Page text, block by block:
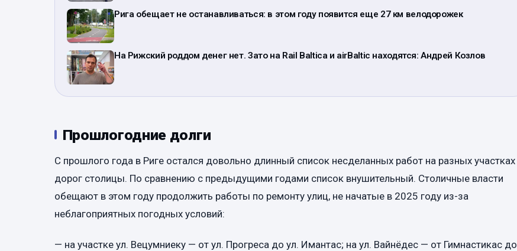
Рига обещает не останавливаться: в этом году появится еще 27 км велодорожек
На Рижский роддом денег нет. Зато на Rail Baltica и airBaltic находятся: Андрей Козлов
Прошлогодние долги
С прошлого года в Риге остался довольно длинный список несделанных работ на разных участках
дорог столицы. По сравнению с предыдущими годами список внушительный. Столичные власти
обещают в этом году продолжить работы по ремонту улиц, не начатые в 2025 году из-за
неблагоприятных погодных условий:
— на участке ул. Вецумниеку — от ул. Прогреса до ул. Имантас; на ул. Вайнёдес — от Гимнастикас до